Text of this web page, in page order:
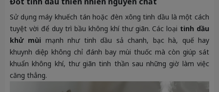
Sử dụng máy khuếch tán hoặc đèn xông tinh dầu là một cách
tuyệt vời để duy trì bầu không khí thư giãn. Các loại tinh dầu
khử mùi mạnh như tinh dầu sả chanh, bạc hà, quế hay
khuynh diệp không chỉ đánh bay mùi thuốc mà còn giúp sát
khuẩn không khí, thư giãn tinh thần sau những giờ làm việc
căng thẳng.